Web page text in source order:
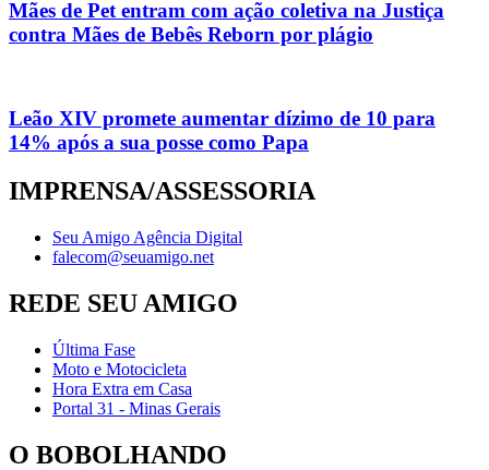
Mães de Pet entram com ação coletiva na Justiça
contra Mães de Bebês Reborn por plágio
Leão XIV promete aumentar dízimo de 10 para
14% após a sua posse como Papa
IMPRENSA/ASSESSORIA
Seu Amigo Agência Digital
falecom@seuamigo.net
REDE SEU AMIGO
Última Fase
Moto e Motocicleta
Hora Extra em Casa
Portal 31 - Minas Gerais
O BOBOLHANDO